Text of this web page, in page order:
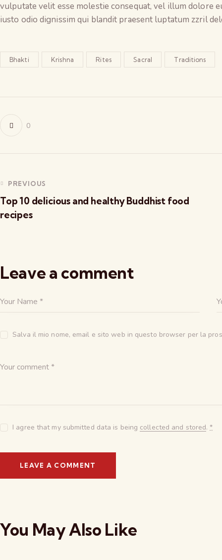
vulputate velit esse molestie consequat, vel illum dolore
iusto odio dignissim qui blandit praesent luptatum zzril
Bhakti Krishna Rites Sacral Traditions
0
PREVIOUS
Top 10 delicious and healthy Buddhist food
recipes
Leave a comment
Salva il mio nome, email e sito web in questo browser per la
I agree that my submitted data is being collected and stored.*
You May Also Like